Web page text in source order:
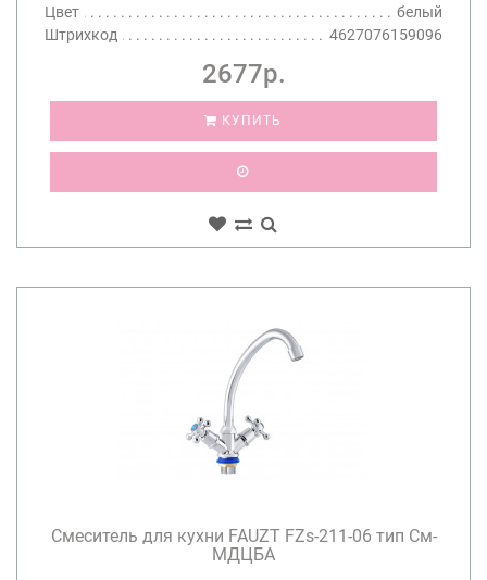
Цвет
белый
Штрихкод
4627076159096
2677р.
КУПИТЬ
Смеситель для кухни FAUZT FZs-211-06 тип См-
МДЦБА